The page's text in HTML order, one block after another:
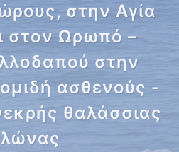
στην Αγία
στον Ωρωπό –
στην
ασθενούς -
θαλάσσιας